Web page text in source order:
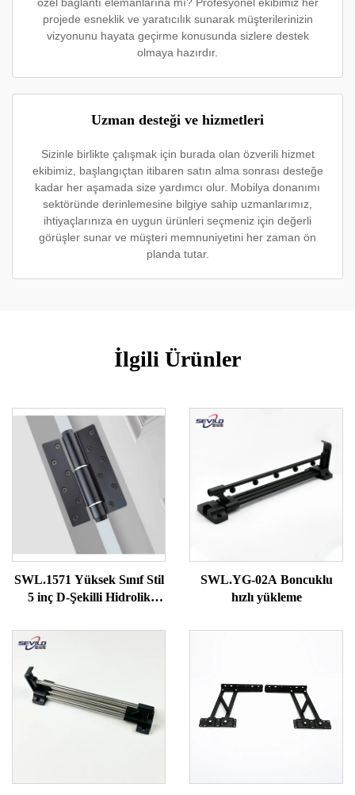
projede esneklik ve yaratıcılık sunarak müşterilerinizin
vizyonunu hayata geçirme konusunda sizlere destek
olmaya hazırdır.
Uzman desteği ve hizmetleri
Sizinle birlikte çalışmak için burada olan özverili hizmet
ekibimiz, başlangıçtan itibaren satın alma sonrası desteğe
kadar her aşamada size yardımcı olur. Mobilya donanımı
sektöründe derinlemesine bilgiye sahip uzmanlarımız,
ihtiyaçlarınıza en uygun ürünleri seçmeniz için değerli
görüşler sunar ve müşteri memnuniyetini her zaman ön
planda tutar.
İlgili Ürünler
SWL.1571 Yüksek Sınıf Stil
5 inç D-Şekilli Hidrolik
SWL.YG-02A Boncuklu
hızlı yükleme